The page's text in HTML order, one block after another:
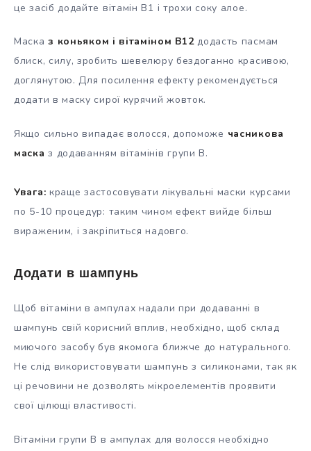
це засіб додайте вітамін В1 і трохи соку алое.
Маска з коньяком і вітаміном В12додасть пасмам
блиск, силу, зробить шевелюру бездоганно красивою,
доглянутою. Для посилення ефекту рекомендується
додати в маску сирої курячий жовток.
Якщо сильно випадає волосся, допоможе часникова
маска з додаванням вітамінів групи В.
Увага: краще застосовувати лікувальні маски курсами
по 5-10 процедур: таким чином ефект вийде більш
вираженим, і закріпиться надовго.
Додати в шампунь
Щоб вітаміни в ампулах надали при додаванні в
шампунь свій корисний вплив, необхідно, щоб склад
миючого засобу був якомога ближче до натурального.
Не слід використовувати шампунь з силиконами, так як
ці речовини не дозволять мікроелементів проявити
свої цілющі властивості.
Вітаміни групи В в ампулах для волосся необхідно